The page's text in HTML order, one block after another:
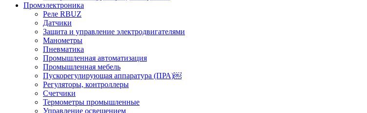
Промэлектроника
Реле RBUZ
Датчики
Защита и управление электродвигателями
Манометры
Пневматика
Промышленная автоматизация
Промышленная мебель
Пускорегулирующая аппаратура (ПРА)￼
Регуляторы, контроллеры
Счетчики
Термометры промышленные
Управление освещением